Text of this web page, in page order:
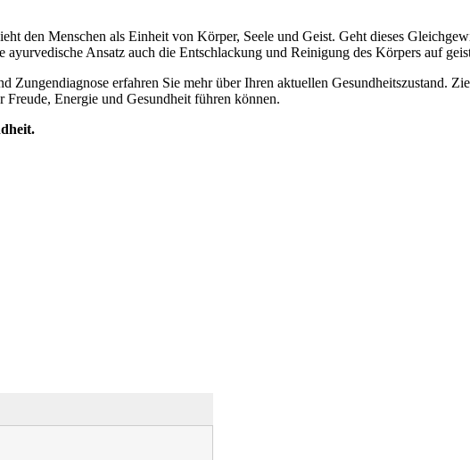
den Menschen als Einheit von Körper, Seele und Geist. Geht dieses
Ansatz auch die Entschlackung und Reinigung des Körpers auf
erfahren Sie mehr über Ihren aktuellen Gesundheitszustand.
Energie und Gesundheit führen können.